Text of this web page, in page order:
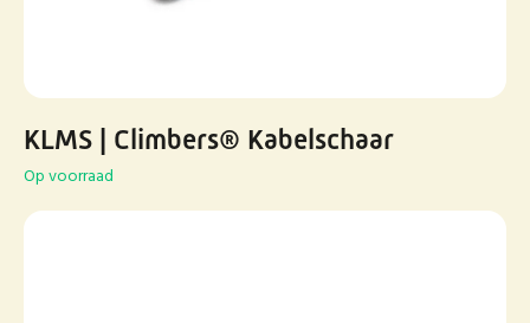
KLMS | Climbers® Kabelschaar
Op voorraad